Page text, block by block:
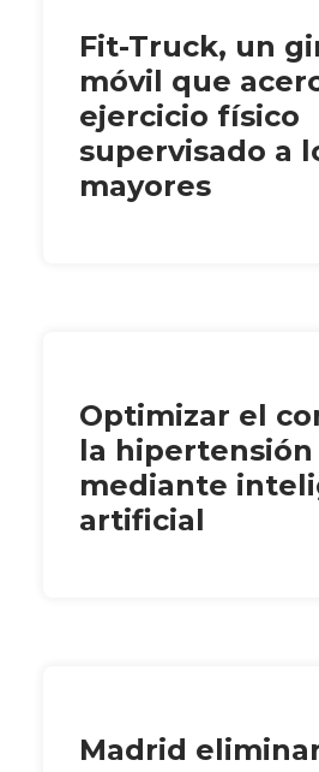
Fit-Truck, un
móvil que
ejercicio físico
supervisado a
mayores
Optimizar el
la
mediante
artificial
Madrid